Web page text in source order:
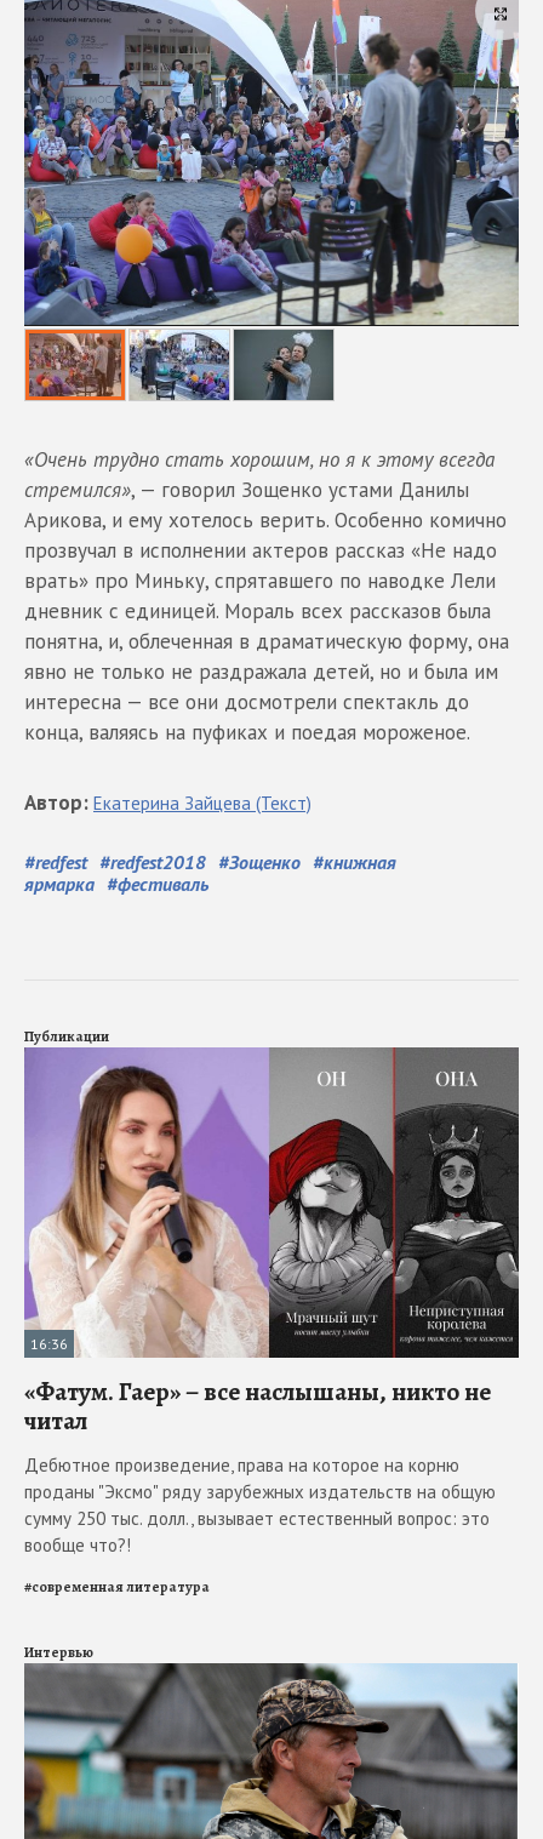
«Очень трудно стать хорошим, но я к этому всегда
стремился», — говорил Зощенко устами Данилы
Арикова, и ему хотелось верить. Особенно комично
прозвучал в исполнении актеров рассказ «Не надо
врать» про Миньку, спрятавшего по наводке Лели
дневник с единицей. Мораль всех рассказов была
понятна, и, облеченная в драматическую форму, она
явно не только не раздражала детей, но и была им
интересна — все они досмотрели спектакль до
конца, валяясь на пуфиках и поедая мороженое.
#redfest #redfest2018 #Зощенко #книжная
ярмарка #фестиваль
Автор: Екатерина Зайцева (Текст)
Публикации
16:36
«Фатум. Гаер» – все наслышаны, никто не
читал
Дебютное произведение, права на которое на корню
проданы "Эксмо" ряду зарубежных издательств на общую
сумму 250 тыс. долл., вызывает естественный вопрос: это
вообще что?!
#современная литература
Интервью